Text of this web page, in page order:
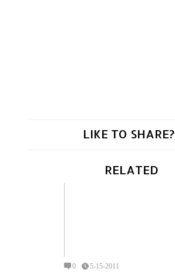
LIKE TO SHARE?
RELATED
0 5-15-2011